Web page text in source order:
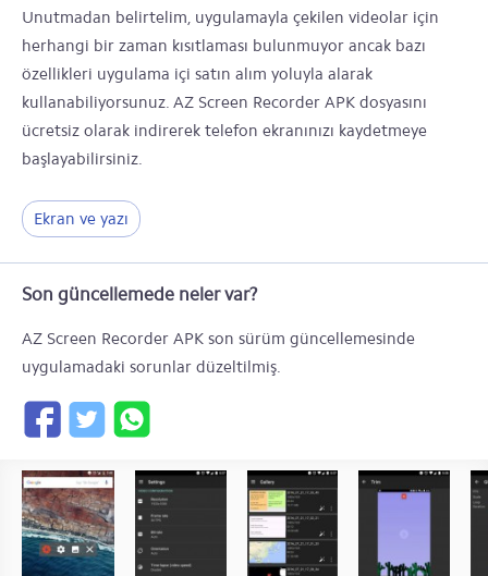
Unutmadan belirtelim, uygulamayla çekilen videolar için
herhangi bir zaman kısıtlaması bulunmuyor ancak bazı
özellikleri uygulama içi satın alım yoluyla alarak
kullanabiliyorsunuz. AZ Screen Recorder APK dosyasını
ücretsiz olarak indirerek telefon ekranınızı kaydetmeye
başlayabilirsiniz.
Ekran ve yazı
Son güncellemede neler var?
AZ Screen Recorder APK son sürüm güncellemesinde
uygulamadaki sorunlar düzeltilmiş.